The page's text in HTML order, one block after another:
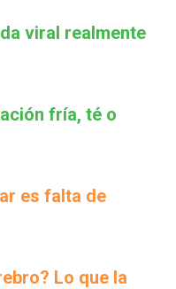
viral realmente
fría, té o
es falta de
Lo que la